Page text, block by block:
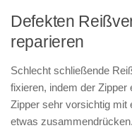
Defekten
reparieren
Schlecht schließende
fixieren, indem der
Zipper sehr vorsichtig mit
etwas